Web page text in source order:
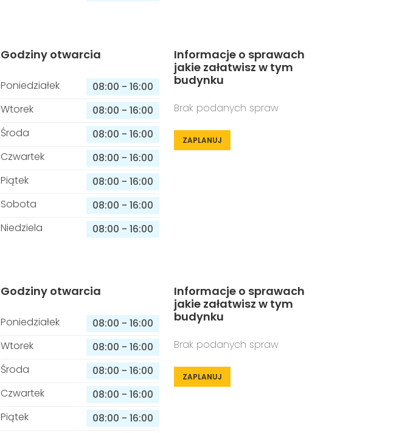
Godziny otwarcia
Poniedziałek 08:00 - 16:00
Wtorek
08:00 - 16:00
Środa
08:00 - 16:00
Czwartek
08:00 - 16:00
Piątek
08:00 - 16:00
Sobota
08:00 - 16:00
Niedziela
08:00 - 16:00
Informacje o sprawach
jakie załatwisz w tym
budynku
Brak podanych spraw
ZAPLANUJ
Godziny otwarcia
Poniedziałek 08:00 - 16:00
Wtorek
08:00 - 16:00
Środa
08:00 - 16:00
Czwartek
08:00 - 16:00
Piątek
08:00 - 16:00
Informacje o sprawach
jakie załatwisz w tym
budynku
Brak podanych spraw
ZAPLANUJ